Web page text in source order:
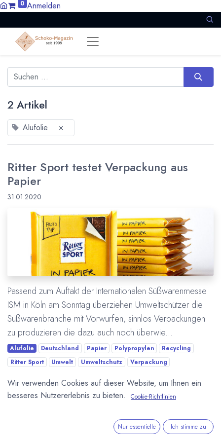
0 Anmelden
2 Artikel
Alufolie ×
Ritter Sport testet Verpackung aus
Papier
31.01.2020
Passend zum Auftakt der Internationalen Süßwarenmesse
ISM in Köln am Sonntag überziehen Umweltschützer die
Süßwarenbranche mit Vorwürfen, sinnlos Verpackungen
zu produzieren die dazu auch noch überwie...
Alufolie Deutschland Papier Polypropylen
Recycling
Ritter Sport
Umwelt Umweltschutz Verpackung
Mehr lesen
Wir verwenden Cookies auf dieser Website, um Ihnen ein
besseres Nutzererlebnis zu bieten.
Cookie-Richtlinien
Nur essentielle Ich stimme zu